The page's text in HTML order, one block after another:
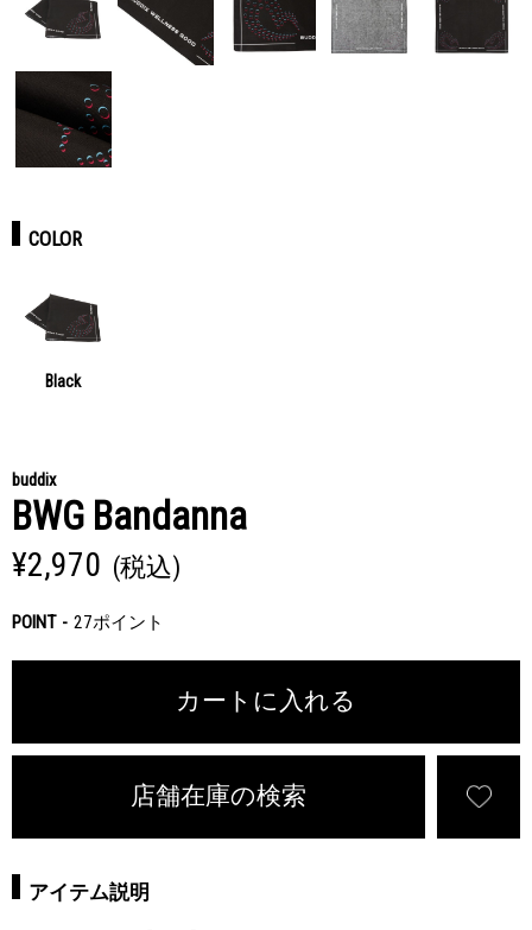
COLOR
Black
buddix
BWG Bandanna
¥2,970 (税込)
POINT 27ポイント
カートに入れる
店舗在庫の検索
アイテム説明